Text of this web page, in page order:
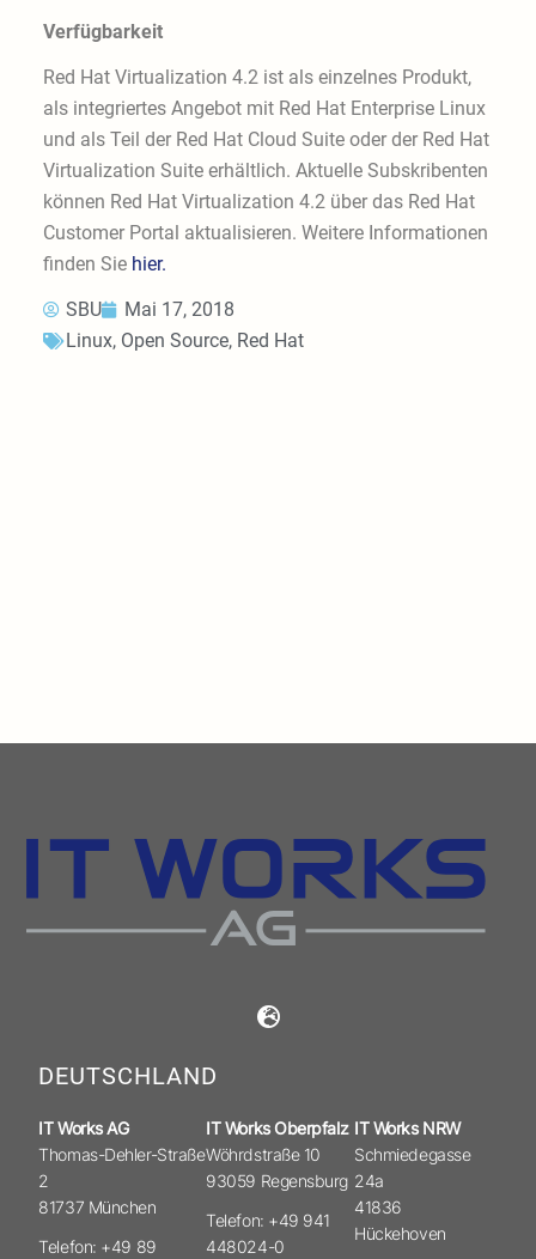
Verfügbarkeit
Red Hat Virtualization 4.2 ist als einzelnes Produkt,
als integriertes Angebot mit Red Hat Enterprise Linux
und als Teil der Red Hat Cloud Suite oder der Red Hat
Virtualization Suite erhältlich. Aktuelle Subskribenten
können Red Hat Virtualization 4.2 über das Red Hat
Customer Portal aktualisieren. Weitere Informationen
finden Sie hier.
SBU
Mai 17, 2018
Linux, Open Source, Red Hat
DEUTSCHLAND
IT Works AG
Thomas-Dehler-Straße
2
81737 München
Telefon: +49 89
IT Works Oberpfalz
Wöhrdstraße 10
93059 Regensburg
Telefon: +49 941
448024-0
IT Works NRW
Schmiedegasse
24a
41836
Hückehoven